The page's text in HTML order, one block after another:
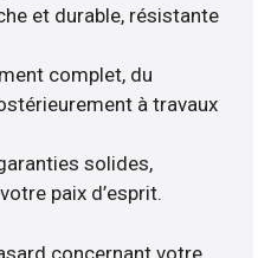
et durable, résistante
complet, du
à travaux
solides,
paix d’esprit.
concernant votre